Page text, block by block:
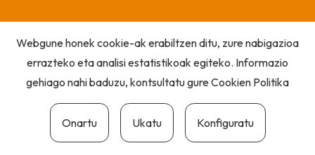
Webgune honek cookie-ak erabiltzen ditu, zure nabigazioa
errazteko eta analisi estatistikoak egiteko. Informazio
gehiago nahi baduzu, kontsultatu gureCookien Politika
Onartu Ukatu Konfiguratu